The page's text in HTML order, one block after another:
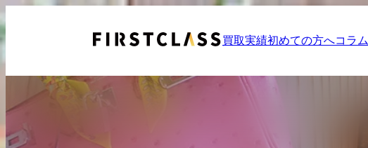
買取実績初めての方へコラム